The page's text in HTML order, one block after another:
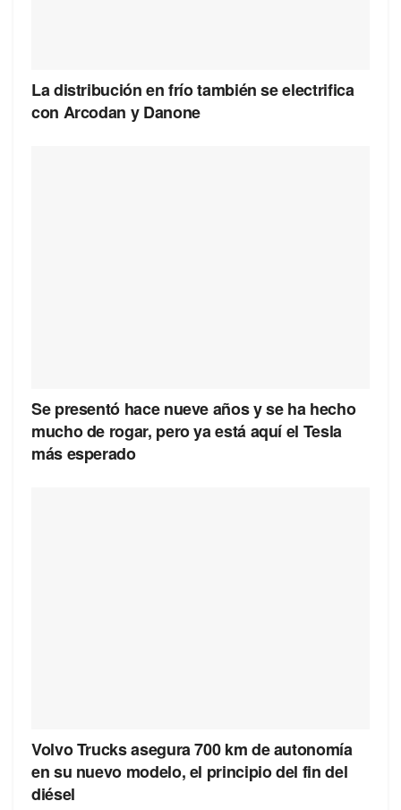
La distribución en frío también se electrifica
con Arcodan y Danone
Se presentó hace nueve años y se ha hecho
mucho de rogar, pero ya está aquí el Tesla
más esperado
Volvo Trucks asegura 700 km de autonomía
en su nuevo modelo, el principio del fin del
diésel